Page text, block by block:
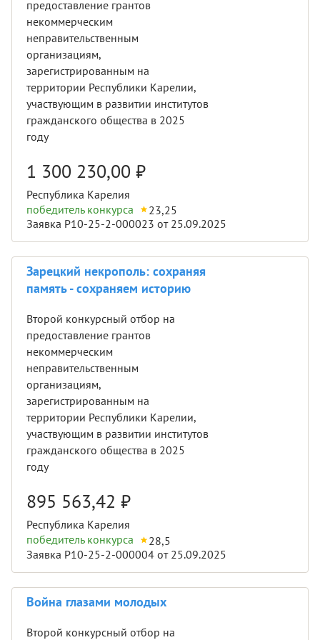
предоставление грантов
некоммерческим
неправительственным
организациям,
зарегистрированным на
территории Республики Карелии,
участвующим в развитии институтов
гражданского общества в 2025
году
1 300 230,00 ₽
Республика Карелия
победитель конкурса
23,25
Заявка Р10-25-2-000023 от 25.09.2025
Зарецкий некрополь: сохраняя
память - сохраняем историю
Второй конкурсный отбор на
предоставление грантов
некоммерческим
неправительственным
организациям,
зарегистрированным на
территории Республики Карелии,
участвующим в развитии институтов
гражданского общества в 2025
году
895 563,42 ₽
Республика Карелия
победитель конкурса
28,5
Заявка Р10-25-2-000004 от 25.09.2025
Война глазами молодых
Второй конкурсный отбор на